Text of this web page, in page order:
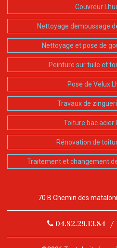
Couvreur
Nettoyage demoussage
Nettoyage et pose de
Peinture sur tuile et
Pose de Velux
Travaux de
Toiture bac acier
Rénovation de
Traitement et changement
70 B Chemin des
04.82.29.13.84 /